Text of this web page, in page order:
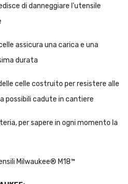
di danneggiare l'utensile
assicura una carica e una
durata
celle costruito per resistere alle
possibili cadute in cantiere
per sapere in ogni momento la
Milwaukee® M18™